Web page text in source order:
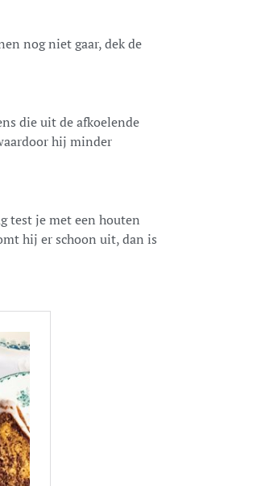
nog niet gaar, dek de
die uit de afkoelende
hij minder
test je met een houten
hij er schoon uit, dan is